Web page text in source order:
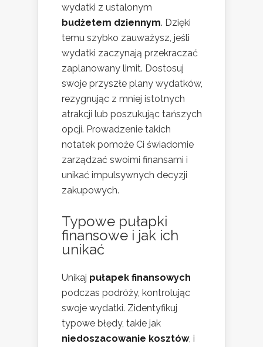
wydatki z ustalonym
budżetem dziennym. Dzięki
temu szybko zauważysz, jeśli
wydatki zaczynają przekraczać
zaplanowany limit. Dostosuj
swoje przyszłe plany wydatków,
rezygnując z mniej istotnych
atrakcji lub poszukując tańszych
opcji. Prowadzenie takich
notatek pomoże Ci świadomie
zarządzać swoimi finansami i
unikać impulsywnych decyzji
zakupowych.
Typowe pułapki
finansowe i jak ich
unikać
Unikaj pułapek finansowych
podczas podróży, kontrolując
swoje wydatki. Zidentyfikuj
typowe błędy, takie jak
niedoszacowanie kosztów, i